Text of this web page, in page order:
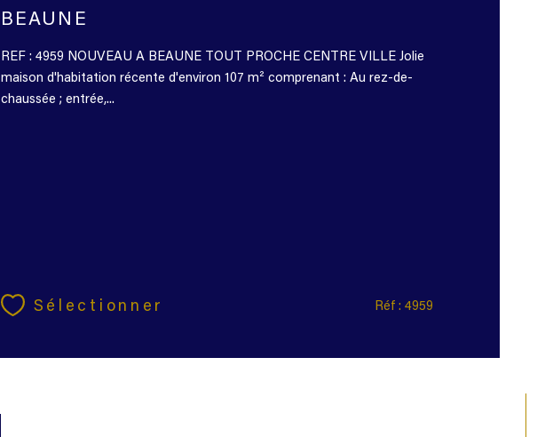
BEAUNE
REF : 4959 NOUVEAU A BEAUNE TOUT PROCHE CENTRE VILLE Jolie
maison d'habitation récente d'environ 107 m² comprenant : Au rez-de-
chaussée ; entrée,...
Sélectionner Réf : 4959